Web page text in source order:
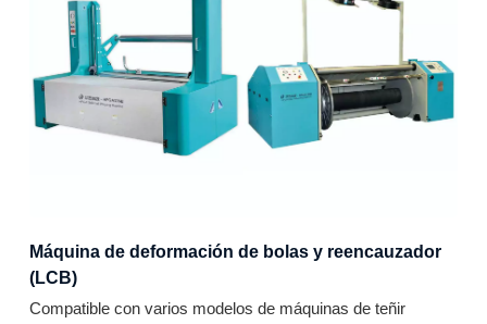
Máquina de deformación de bolas y reencauzador
(LCB)
Compatible con varios modelos de máquinas de teñir